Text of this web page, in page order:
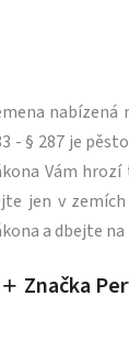
nabízená
- § 287 je
Vám
jen v
a dbejte
Značka